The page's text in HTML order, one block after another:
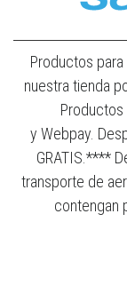
Productos
nuestra tienda
Productos
y Webpay.
GRATIS.****
transporte de
contengan